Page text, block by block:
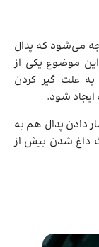
می‌شود که پدال
این موضوع یکی از
علت گیر کردن
شود.
دادن پدال هم به
داغ شدن بیش از